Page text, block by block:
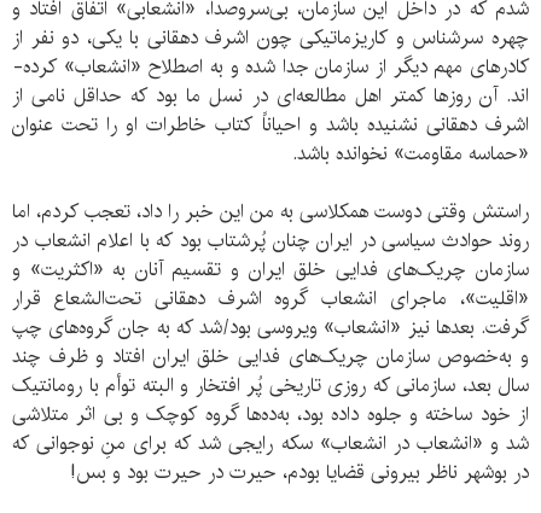
شدم که در داخل این سازمان، بی‌سروصدا، «انشعابی» اتفاق افتاد و
چهره سرشناس و کاریزماتیکی چون اشرف دهقانی با یکی، دو نفر از
کادرهای مهم دیگر از سازمان جدا شده و به اصطلاح «انشعاب» کرده-
اند. آن روزها کمتر اهل مطالعه‌ای در نسل ما بود که حداقل نامی از
اشرف دهقانی نشنیده باشد و احیاناً کتاب خاطرات او را تحت عنوان
«حماسه مقاومت» نخوانده باشد.
راستش وقتی دوست همکلاسی به من این خبر را داد، تعجب کردم، اما
روند حوادث سیاسی در ایران چنان پُرشتاب بود که با اعلام انشعاب در
سازمان چریک‌های فدایی خلق ایران و تقسیم آنان به «اکثریت» و
«اقلیت»، ماجرای انشعاب گروه اشرف دهقانی تحت‌الشعاع قرار
گرفت. بعدها نیز «انشعاب» ویروسی بود/شد که به جان گروه‌های چپ
و به‌خصوص سازمان چریک‌های فدایی خلق ایران افتاد و ظرف چند
سال بعد، سازمانی که روزی تاریخی پُر افتخار و البته توأم با رومانتیک
از خود ساخته و جلوه داده بود، به‌ده‌ها گروه کوچک و بی اثر متلاشی
شد و «انشعاب در انشعاب» سکه رایجی شد که برای منِ نوجوانی که
در بوشهر ناظر بیرونی قضایا بودم، حیرت در حیرت بود و بس!